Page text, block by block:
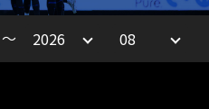
～